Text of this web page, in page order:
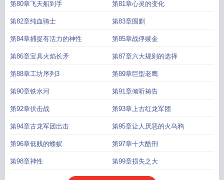
第80章飞天船到手 第81章心灵的变化
第82章纯血骑士 第83章围剿
第84章捕捉有活力的神性 第85章战俘赎金
第86章宝具火焰长矛 第87章六大规则的选择
第88章工坊序列3 第89章巨型老鹰
第90章铁水河 第91章倾听祷告
第92章伏击战 第93章上古红龙军团
第94章古龙军团出击 第95章让人厌恶的火乌鸦
第96章低贱的蝼蚁 第97章十大酷刑
第98章神性 第99章损失之大